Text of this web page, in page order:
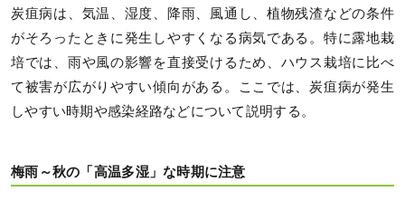
炭疽病は、気温、湿度、降雨、風通し、植物残渣などの条件
がそろったときに発生しやすくなる病気である。特に露地栽
培では、雨や風の影響を直接受けるため、ハウス栽培に比べ
て被害が広がりやすい傾向がある。ここでは、炭疽病が発生
しやすい時期や感染経路などについて説明する。
梅雨～秋の「高温多湿」な時期に注意